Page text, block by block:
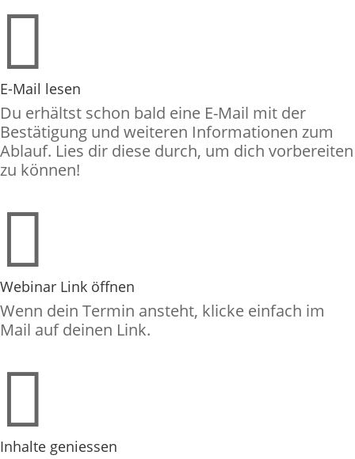

E-Mail lesen
Du erhältst schon bald eine E-Mail mit der
Bestätigung und weiteren Informationen zum
Ablauf. Lies dir diese durch, um dich vorbereiten
zu können!

Webinar Link öffnen
Wenn dein Termin ansteht, klicke einfach im
Mail auf deinen Link.

Inhalte geniessen